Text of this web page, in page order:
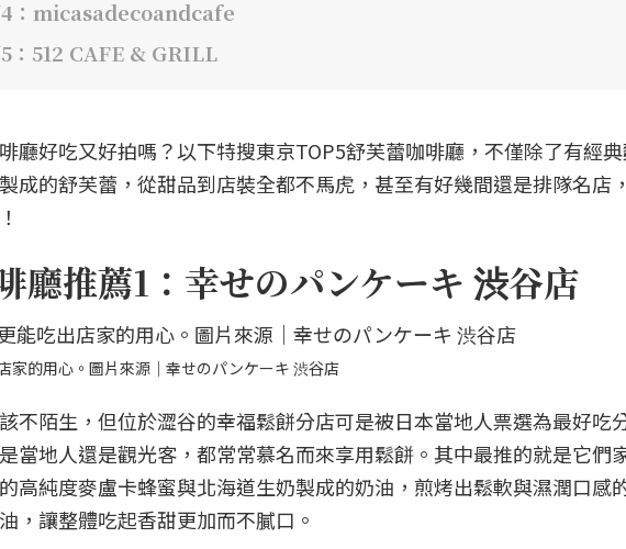
4：micasadecoandcafe
：512 CAFE & GRILL
廳好吃又好拍嗎？以下特搜東京TOP5舒芙蕾咖啡廳，不僅除了有經
成的舒芙蕾，從甜品到店裝全都不馬虎，甚至有好幾間還是排隊名店
廳推薦1：幸せのパンケーキ 渋谷店
家的用心。圖片來源｜幸せのパンケーキ 渋谷店
不陌生，但位於澀谷的幸福鬆餅分店可是被日本當地人票選為最好吃
當地人還是觀光客，都常常慕名而來享用鬆餅。其中最推的就是它們
高純度麥盧卡蜂蜜與北海道生奶製成的奶油，煎烤出鬆軟與濕潤口感
，讓整體吃起香甜更加而不膩口。